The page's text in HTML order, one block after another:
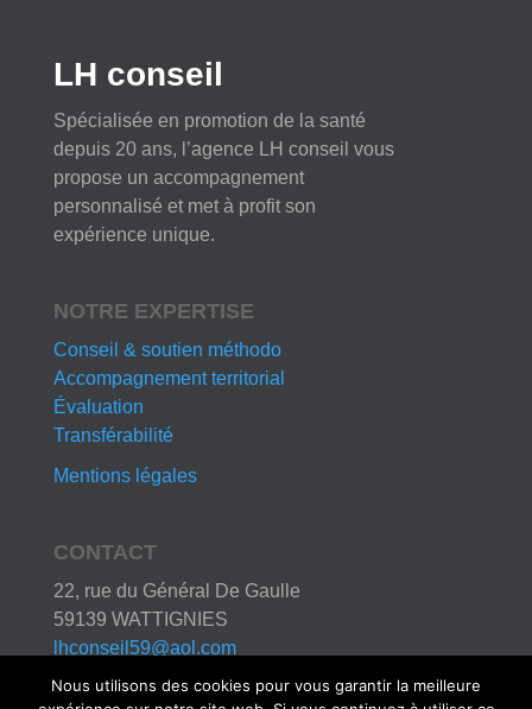
LH conseil
Spécialisée en promotion de la santé
depuis 20 ans, l’agence LH conseil vous
propose un accompagnement
personnalisé et met à profit son
expérience unique.
NOTRE EXPERTISE
Conseil & soutien méthodo
Accompagnement territorial
Évaluation
Transférabilité
Mentions légales
CONTACT
22, rue du Général De Gaulle
59139 WATTIGNIES
lhconseil59@aol.com
03 20 95 98 37
Nous utilisons des cookies pour vous garantir la meilleure